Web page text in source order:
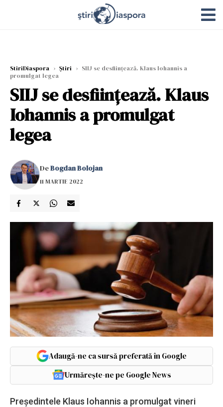
StiriDiaspora › Știri › SIIJ se desființează. Klaus Iohannis a
promulgat legea
SIIJ se desființează. Klaus
Iohannis a promulgat
legea
DeBogdan Bolojan
11 MARTIE 2022
Adaugă-ne ca sursă preferată în Google
Urmărește-ne pe Google News
Președintele Klaus Iohannis a promulgat vineri